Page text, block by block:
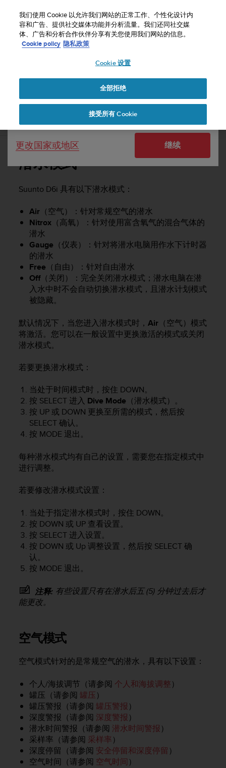
支持 Suunto D6i
SUUNTO D6I 用户指南 -
潜水模式
Suunto D6i 具有以下潜水模式：
Air（空气）：针对常规空气的潜水
Nitrox（高氧）：针对使用富含氧气的混合气体的
潜水
Gauge （仪表）：针对将潜水电脑用作水下计时器
的潜水
Free （自由）：针对自由潜水
Off（关闭）：完全关闭潜水模式；潜水电脑在潜
入水中时不会自动切换潜水模式，且潜水计划模式
被隐藏。
默认情况下，当您进入潜水模式时， Air （空气）模式
将激活。您可以在一般设置中更换激活的模式或关闭
潜水模式。
若要更换潜水模式：
当处于时间模式时，按住 DOWN。
按 SELECT进入 Dive Mode （潜水模式）。
按 UP或 DOWN 更换至所需的模式，然后按
SELECT确认。
按 MODE 退出。
每种潜水模式均有自己的设置，需要您在指定模式中
进行调整。
若要修改潜水模式设置：
当处于指定潜水模式时，按住 DOWN。
按 DOWN 或 UP查看设置。
按 SELECT进入设置。
按 DOWN 或 Up 调整设置，然后按 SELECT确
认。
按 MODE 退出。
注释: 有些设置只有在潜水后五 (5) 分钟过去后才
能更改。
空气模式
空气模式针对的是常规空气的潜水，具有以下设置：
个人/海拔调节（请参阅 个人和海拔调整）
罐压（请参阅 罐压）
罐压警报（请参阅 罐压警报）
深度警报（请参阅 深度警报）
潜水时间警报（请参阅 潜水时间警报）
采样率（请参阅 采样率 ）
深度停留（请参阅 安全停留和深度停留 ）
空气时间（请参阅 空气时间 ）
选择国家或地区：
United States
Currency: $ (USD)
Shipping only to United States
更改国家或地区 继续
我们使用 Cookie 以允许我们网站的正常工作、个性化设计内
容和广告、提供社交媒体功能并分析流量。我们还同社交媒
体、广告和分析合作伙伴分享有关您使用我们网站的信息。
Cookie policy 隐私政策
Cookie 设置
全部拒绝
接受所有 Cookie